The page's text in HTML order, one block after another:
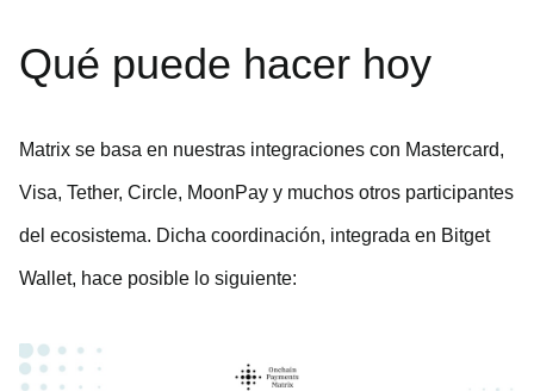
Qué puede hacer hoy
Matrix se basa en nuestras integraciones con Mastercard,
Visa, Tether, Circle, MoonPay y muchos otros participantes
del ecosistema. Dicha coordinación, integrada en Bitget
Wallet, hace posible lo siguiente: